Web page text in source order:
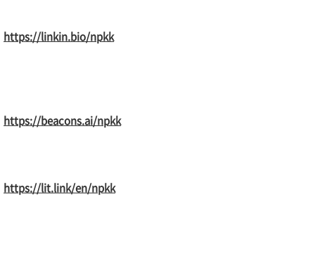
https://linkin.bio/npkk
https://beacons.ai/npkk
https://lit.link/en/npkk